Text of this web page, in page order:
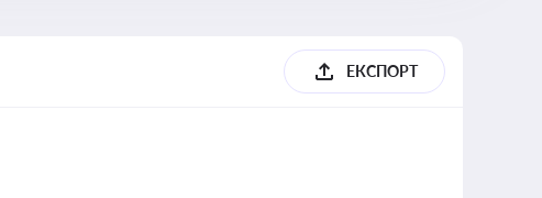
ЕКСПОРТ